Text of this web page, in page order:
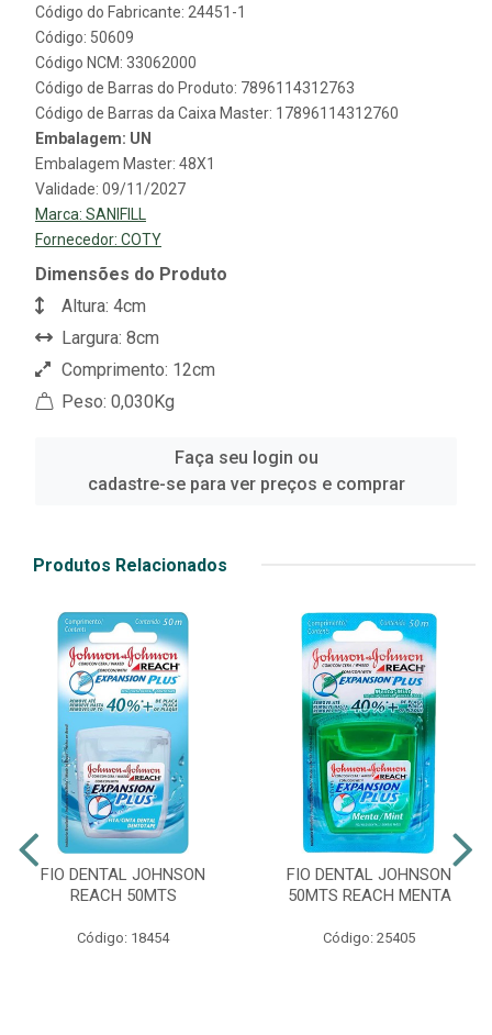
Código do Fabricante: 24451-1
Código: 50609
Código NCM: 33062000
Código de Barras do Produto: 7896114312763
Código de Barras da Caixa Master: 17896114312760
Embalagem: UN
Embalagem Master: 48X1
Validade: 09/11/2027
Marca: SANIFILL
Fornecedor: COTY
Dimensões do Produto
Altura: 4cm
Largura: 8cm
Comprimento: 12cm
Peso: 0,030Kg
Faça seu login ou
cadastre-se para ver preços e comprar
Produtos Relacionados
FIO DENTAL JOHNSON
REACH 50MTS
Código: 18454
FIO DENTAL JOHNSON
50MTS REACH MENTA
Código: 25405